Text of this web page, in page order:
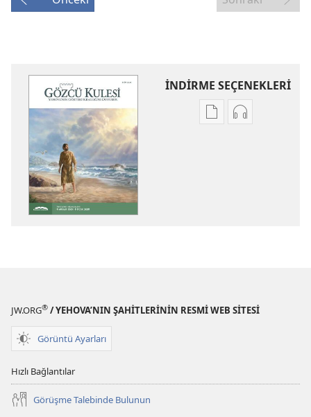
İNDİRME SEÇENEKLERİ
DijitalSes
JW.ORG® / YEHOVA’NIN ŞAHİTLERİNİN RESMİ WEB SİTESİ
Görüntü Ayarları
Hızlı Bağlantılar
Görüşme Talebinde Bulunun